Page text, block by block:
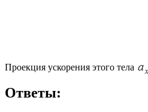
Проекция ускорения этого тела
Ответы: